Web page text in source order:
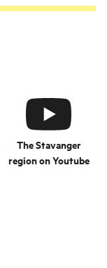
The Stavanger
region on Youtube